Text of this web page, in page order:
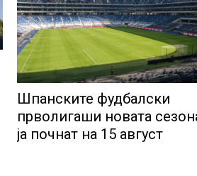
Шпанските фудбалски
прволигаши новата
ја почнат на 15 август